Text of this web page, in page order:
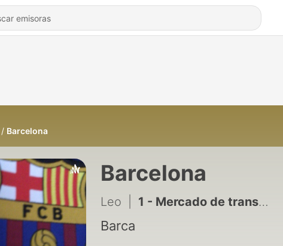
Barcelona
Barcelona
Leo 1 - Mercado de transferencias
Barca